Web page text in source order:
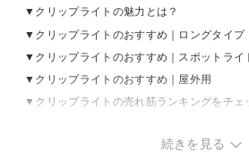
クリップライトの魅力とは？
クリップライトのおすすめ｜ロングタイプ
クリップライトのおすすめ｜スポットライ
クリップライトのおすすめ｜屋外用
クリップライトの売れ筋ランキングをチェ
続きを見る